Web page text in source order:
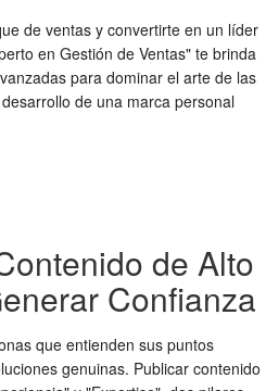
de ventas y convertirte en un líder
en Gestión de Ventas" te brinda
para dominar el arte de las
de una marca personal
de Alto
Confianza
que entienden sus puntos
genuinas. Publicar contenido